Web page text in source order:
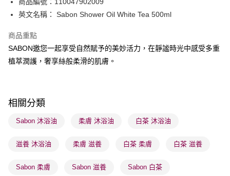
WeChat Pay
BoC Pay
送貨方式
每筆HK$65.00，滿HK$300.00或以上免運費
確認發貨後1-3 工作天送達，訂單將隨機分配至SF順豐速運或京東
每筆HK$65.00，滿HK$300.00或以上免運費
英文名稱： Sabon Shower Oil White Tea 500ml
商品重點
SABON邀您一起享受自然賦予的美妙活力，在靜謐時光中感受多重
植萃潤護，奢享絲般柔滑的肌膚。
相關分類
Sabon 沐浴油 柔膚 沐浴油 白茶 沐浴油
滋養 沐浴油 柔膚 滋養 白茶 柔膚 白茶 滋養
Sabon 柔膚 Sabon 滋養 Sabon 白茶